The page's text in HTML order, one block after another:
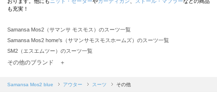
も充実！
Samansa Mos2（サマンサ モスモス）のスーツ一覧
Samansa Mos2 home's（サマンサモスモスホームズ）のスーツ一覧
SM2（エスエムツー）のスーツ一覧
TSUHARU by Samansa Mos2（ツハルバイサマンサモスモス）のスーツ一覧
Samansa Mos2 blue（サマンサモスモス ブルー）のスーツ一覧
その他のブランド ＋
Samansa Mos2 blue アウター スーツ その他